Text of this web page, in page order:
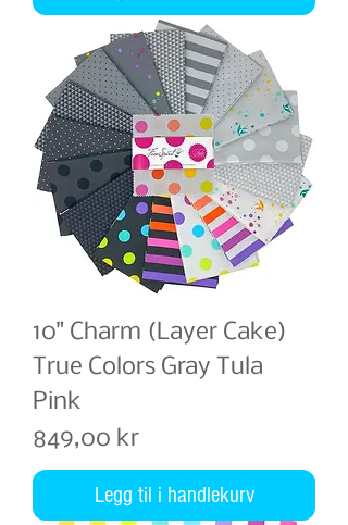
10" Charm (Layer Cake)
True Colors Gray Tula
Pink
Pris
849,00 kr
Legg til i handlekurv